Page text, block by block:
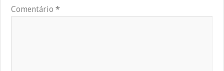
Comentário*